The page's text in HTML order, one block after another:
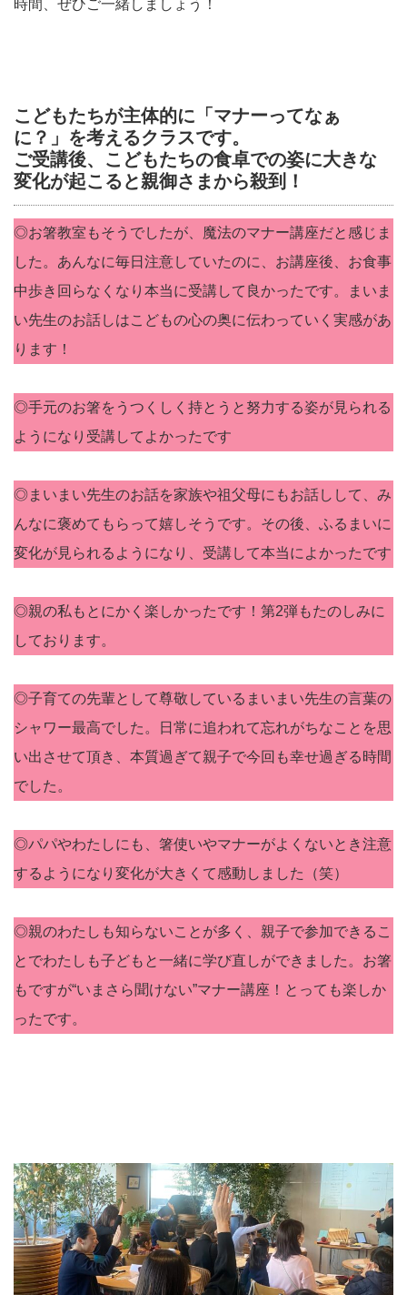
時間、ぜひご一緒しましょう！
こどもたちが主体的に「マナーってなぁ
に？」を考えるクラスです。
ご受講後、こどもたちの食卓での姿に大きな
変化が起こると親御さまから殺到！
◎お箸教室もそうでしたが、魔法のマナー講座だと感じま
した。あんなに毎日注意していたのに、お講座後、お食事
中歩き回らなくなり本当に受講して良かったです。まいま
い先生のお話しはこどもの心の奥に伝わっていく実感があ
ります！
◎手元のお箸をうつくしく持とうと努力する姿が見られる
ようになり受講してよかったです
◎まいまい先生のお話を家族や祖父母にもお話しして、み
んなに褒めてもらって嬉しそうです。その後、ふるまいに
変化が見られるようになり、受講して本当によかったです
◎親の私もとにかく楽しかったです！第2弾もたのしみに
しております。
◎子育ての先輩として尊敬しているまいまい先生の言葉の
シャワー最高でした。日常に追われて忘れがちなことを思
い出させて頂き、本質過ぎて親子で今回も幸せ過ぎる時間
でした。
◎パパやわたしにも、箸使いやマナーがよくないとき注意
するようになり変化が大きくて感動しました（笑）
◎親のわたしも知らないことが多く、親子で参加できるこ
とでわたしも子どもと一緒に学び直しができました。お箸
もですが“いまさら聞けない”マナー講座！とっても楽しか
ったです。